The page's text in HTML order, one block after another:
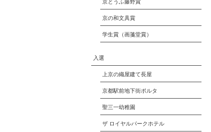
京とうふ藤野賞
京の和文具賞
学生賞（画箋堂賞）
入選
上京の織屋建て長屋
京都駅前地下街ポルタ
聖三一幼稚園
ザ ロイヤルパークホテル